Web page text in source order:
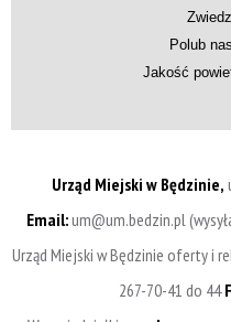
Polub
Jakość
Urząd Miejski w Będzinie,
Email:um@um.bedzin.pl
Urząd Miejski w Będzinie oferty i
267-70-41 do 44